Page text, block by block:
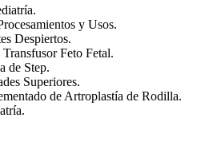
y Usos.
Despiertos.
Feto Fetal.
de Step.
Superiores.
de Artroplastía de Rodilla.